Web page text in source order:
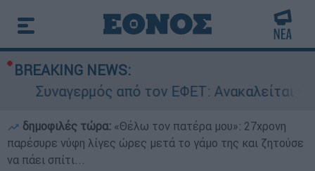
BREAKING NEWS:
Συναγερμός από τον ΕΦΕΤ: Ανακαλείται
δημοφιλές τώρα: «Θέλω τον πατέρα μου»: 27χρονη
παρέσυρε νύφη λίγες ώρες μετά το γάμο της και ζητούσε
να πάει σπίτι...